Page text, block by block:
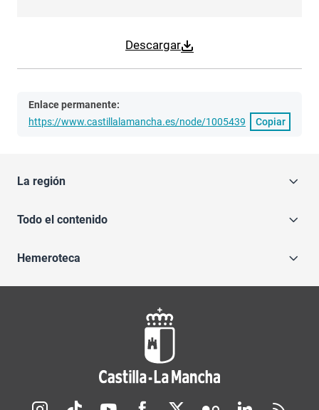
Descargar
Enlace permanente:
https://www.castillalamancha.es/node/1005439
Copiar
La región
Todo el contenido
Hemeroteca